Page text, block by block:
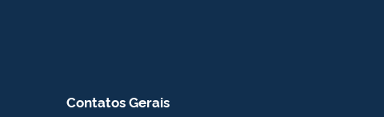
Contatos Gerais